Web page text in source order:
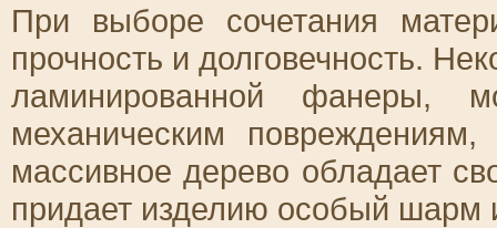
При выборе сочетания
прочность и долговечность.
ламинированной фанеры,
механическим
массивное дерево обладает
придает изделию особый шарм